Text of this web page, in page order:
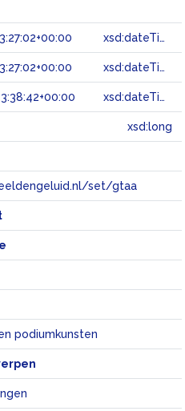
xsd:dateTime
xsd:dateTime
xsd:dateTime
xsd:long
set/gtaa
podiumkunsten